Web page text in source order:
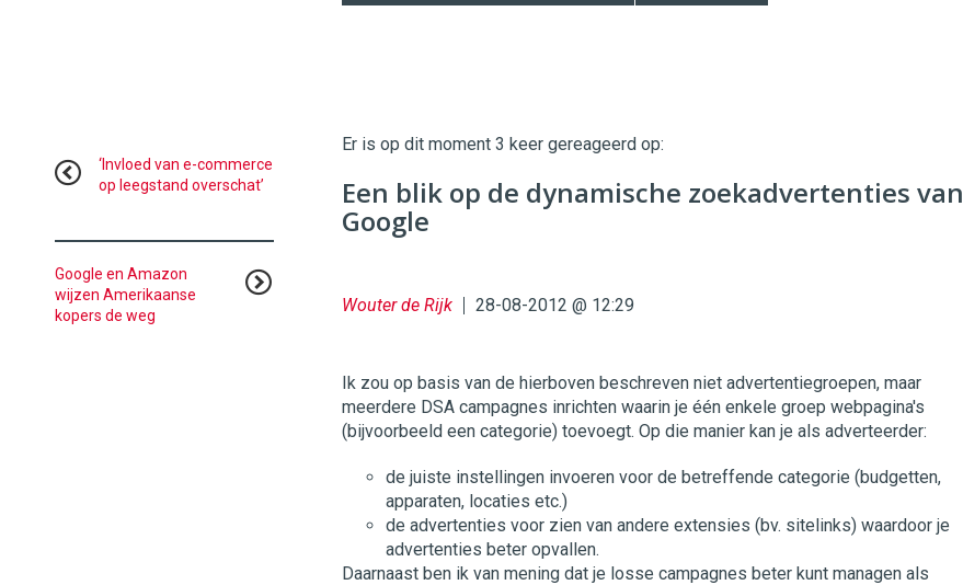
Digital
9654
Er is op dit moment 3 keer gereageerd op:
Een blik op de dynamische zoekadvertenties van
Google
Wouter de Rijk 28-08-2012 @ 12:29
Ik zou op basis van de hierboven beschreven niet advertentiegroepen, maar
meerdere DSA campagnes inrichten waarin je één enkele groep webpagina's
(bijvoorbeeld een categorie) toevoegt. Op die manier kan je als adverteerder:
de juiste instellingen invoeren voor de betreffende categorie (budgetten,
apparaten, locaties etc.)
de advertenties voor zien van andere extensies (bv. sitelinks) waardoor je
advertenties beter opvallen.
Daarnaast ben ik van mening dat je losse campagnes beter kunt managen als
‘Invloed van e-commerce
op leegstand overschat’
Google en Amazon
wijzen Amerikaanse
kopers de weg